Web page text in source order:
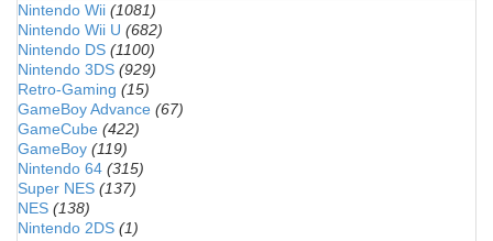
Nintendo Wii (1081)
Nintendo Wii U (682)
Nintendo DS (1100)
Nintendo 3DS (929)
Retro-Gaming (15)
GameBoy Advance (67)
GameCube (422)
GameBoy (119)
Nintendo 64 (315)
Super NES (137)
NES (138)
Nintendo 2DS (1)